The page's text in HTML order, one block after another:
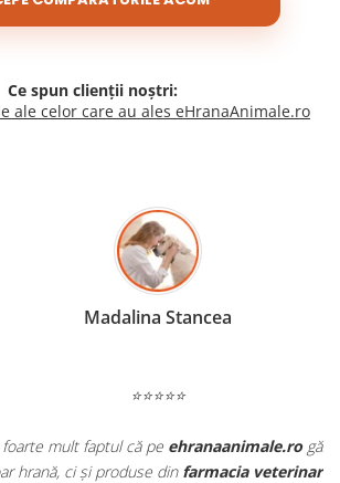
Ce spun clienții noștri:
ale celor care au ales eHranaAnimale.ro
Madalina Stancea
faptul că peehranaanimale.rogăsesc nu
ci și produse dinfarmacia veterinară: